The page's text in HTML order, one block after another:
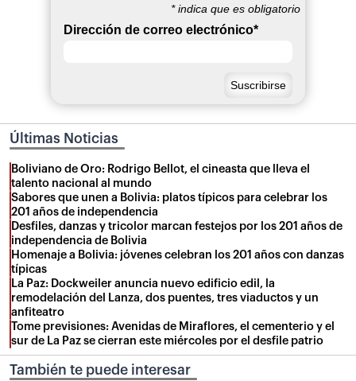
*indica que es obligatorio
Dirección de correo electrónico*
Últimas Noticias
Boliviano de Oro: Rodrigo Bellot, el cineasta que lleva el
talento nacional al mundo
Sabores que unen a Bolivia: platos típicos para celebrar los
201 años de independencia
Desfiles, danzas y tricolor marcan festejos por los 201 años de
independencia de Bolivia
Homenaje a Bolivia: jóvenes celebran los 201 años con danzas
típicas
La Paz: Dockweiler anuncia nuevo edificio edil, la
remodelación del Lanza, dos puentes, tres viaductos y un
anfiteatro
Tome previsiones: Avenidas de Miraflores, el cementerio y el
sur de La Paz se cierran este miércoles por el desfile patrio
También te puede interesar